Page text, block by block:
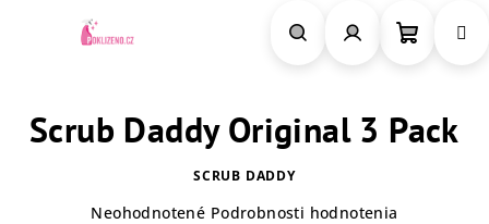
košík
Scrub Daddy Original 3 Pack
SCRUB DADDY
Neohodnotené Podrobnosti hodnotenia